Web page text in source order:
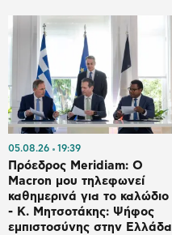
05.08.26 19:39
Πρόεδρος Meridiam: Ο
Macron μου τηλεφωνεί
καθημερινά για το καλώδιο
- K. Μητσοτάκης: Ψήφος
εμπιστοσύνης στην Ελλάδα